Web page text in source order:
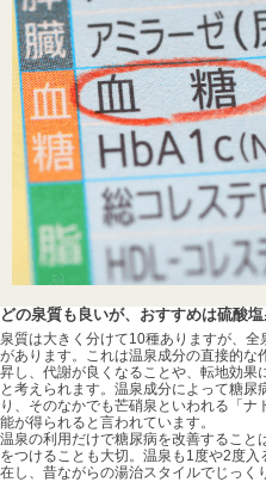
どの泉質も良いが、おすすめは硫酸塩
泉質は大きく分けて10種ありますが、
があります。これは温泉成分の直接的な
昇し、代謝が良くなることや、転地効
と考えられます。温泉成分によって糖
り、そのなかでも芒硝泉といわれる「
能が得られると言われています。
温泉の利用だけで糖尿病を改善するこ
をつけることも大切。温泉も1度や2度
在し、昔ながらの湯治スタイルでじっく